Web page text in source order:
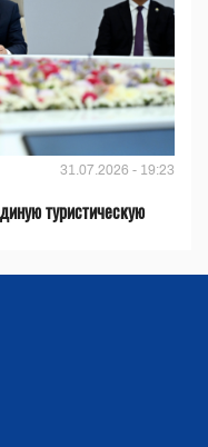
31.07.2026 - 19:23
туристическую